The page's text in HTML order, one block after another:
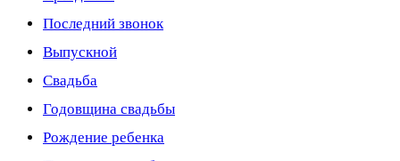
Последний звонок
Выпускной
Свадьба
Годовщина свадьбы
Рождение ребенка